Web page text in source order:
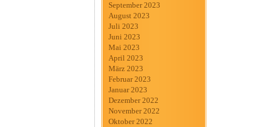
September 2023
August 2023
Juli 2023
Juni 2023
Mai 2023
April 2023
März 2023
Februar 2023
Januar 2023
Dezember 2022
November 2022
Oktober 2022